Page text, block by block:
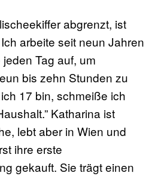
abgrenzt, ist
arbeite seit neun Jahren
Tag auf, um
bis zehn Stunden zu
17 bin, schmeiße ich
Katharina ist
lebt aber in Wien und
ihre erste
gekauft. Sie trägt einen